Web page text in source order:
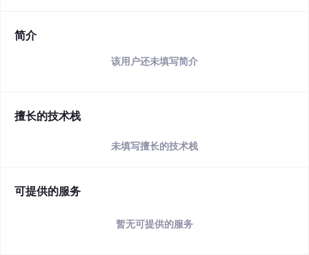
简介
该用户还未填写简介
擅长的技术栈
未填写擅长的技术栈
可提供的服务
暂无可提供的服务